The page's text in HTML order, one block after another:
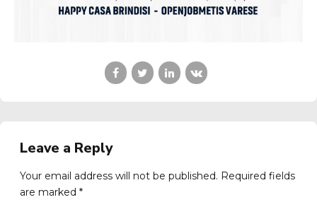
Leave a Reply
Your email address will not be published. Required fields
are marked *